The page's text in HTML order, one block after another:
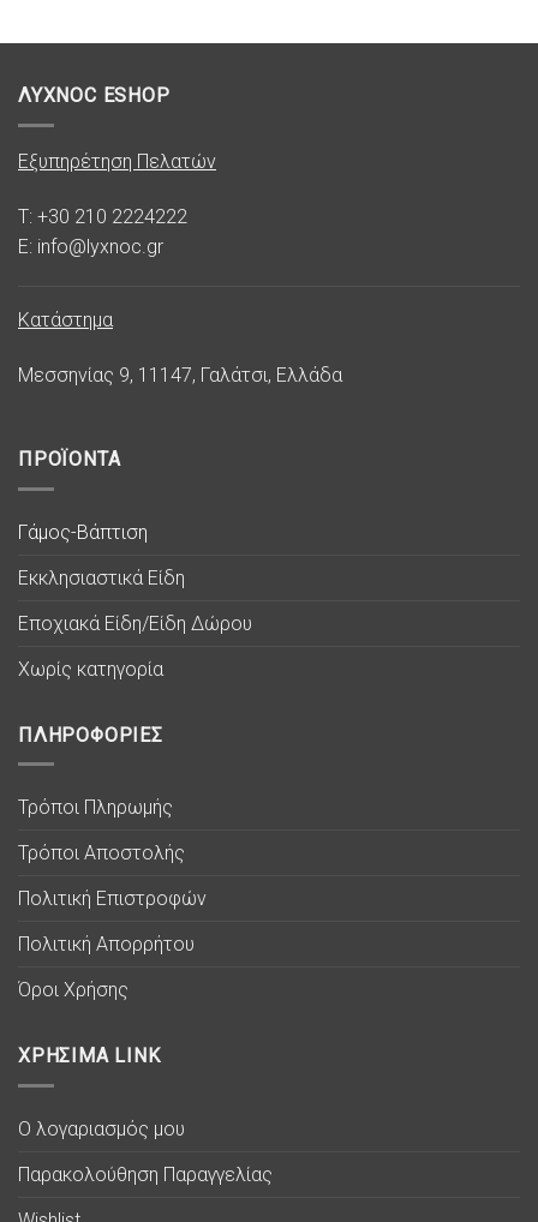
ΛΥΧΝΟC ESHOP
Εξυπηρέτηση Πελατών
T: +30 210 2224222
E: info@lyxnoc.gr
Κατάστημα
Μεσσηνίας 9, 11147, Γαλάτσι, Ελλάδα
ΠΡΟΪΟΝΤΑ
Γάμος-Βάπτιση
Εκκλησιαστικά Είδη
Εποχιακά Είδη/Είδη Δώρου
Χωρίς κατηγορία
ΠΛΗΡΟΦΟΡΙΕΣ
Τρόποι Πληρωμής
Τρόποι Αποστολής
Πολιτική Επιστροφών
Πολιτική Απορρήτου
Όροι Χρήσης
ΧΡΗΣΙΜΑ LINK
Ο λογαριασμός μου
Παρακολούθηση Παραγγελίας